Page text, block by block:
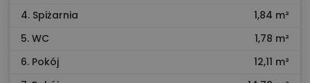
4. Spiżarnia
1,84 m²
5. WC
1,78 m²
6. Pokój
12,11 m²